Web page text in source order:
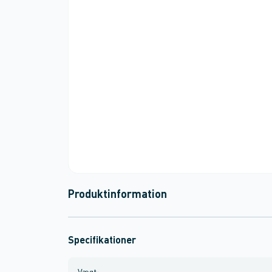
Produktinformation
Specifikationer